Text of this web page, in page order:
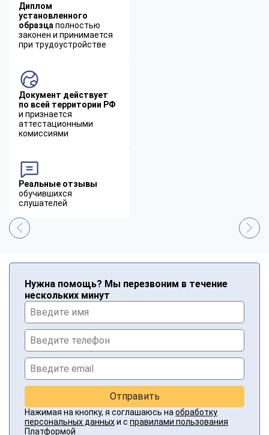
Диплом
установленного
образца полностью
законен и принимается
при трудоустройстве
Документ действует
по всей территории РФ
и признается
аттестационными
комиссиями
Реальные отзывы
обучившихся
слушателей
Нужна помощь? Мы перезвоним в течение
нескольких минут
Отправить
Нажимая на кнопку, я соглашаюсь на обработку
персональных данныхи с правилами пользования
Платформой